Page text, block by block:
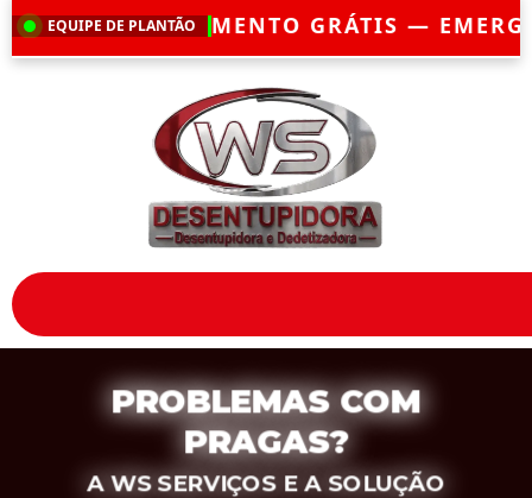
EQUIPE DE PLANTÃO
GRÁTIS — EMERGÊNCIA?CHEGAMOS
PROBLEMAS COM
PRAGAS?
A WS SERVIÇOS E A SOLUÇÃO